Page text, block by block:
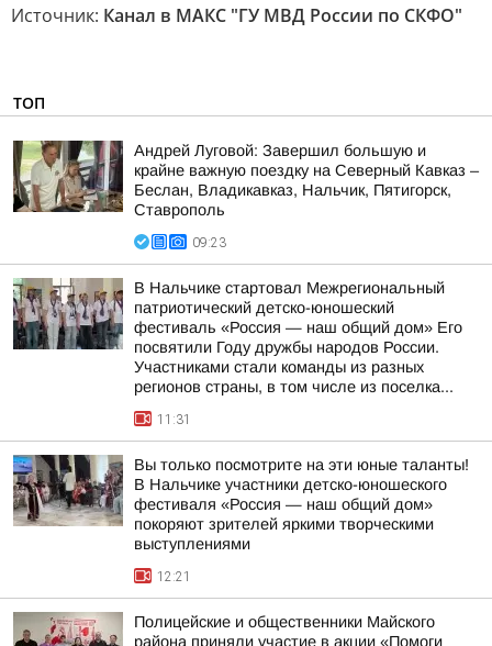
Источник: Канал в МАКС "ГУ МВД России по СКФО"
ТОП
Андрей Луговой: Завершил большую и
крайне важную поездку на Северный Кавказ –
Беслан, Владикавказ, Нальчик, Пятигорск,
Ставрополь
09:23
В Нальчике стартовал Межрегиональный
патриотический детско-юношеский
фестиваль «Россия — наш общий дом» Его
посвятили Году дружбы народов России.
Участниками стали команды из разных
регионов страны, в том числе из поселка...
11:31
Вы только посмотрите на эти юные таланты!
В Нальчике участники детско-юношеского
фестиваля «Россия — наш общий дом»
покоряют зрителей яркими творческими
выступлениями
12:21
Полицейские и общественники Майского
района приняли участие в акции «Помоги